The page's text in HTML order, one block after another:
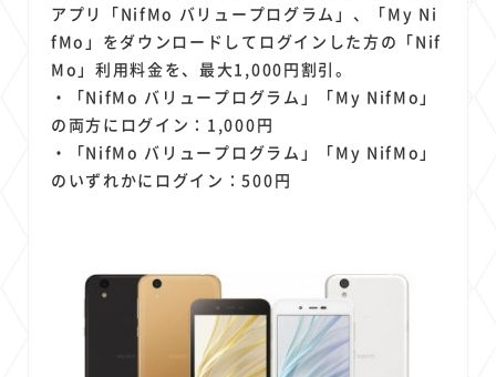
アプリ「NifMo バリュープログラム」、「My Ni
fMo」をダウンロードしてログインした方の「Nif
Mo」利用料金を、最大1,000円割引。
・「NifMo バリュープログラム」「My NifMo」
の両方にログイン：1,000円
・「NifMo バリュープログラム」「My NifMo」
のいずれかにログイン：500円